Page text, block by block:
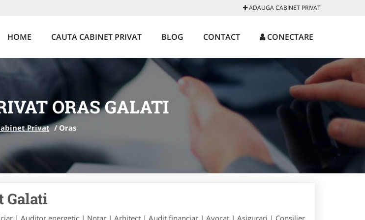
ADAUGA CABINET PRIVAT
HOME CAUTA CABINET PRIVAT BLOG CONTACT CONECTARE
ORAS GALATI
Privat / Oras
Galati
| Auditor energetic | Notar | Arhitect | Audit financiar | Avocat | Asigurari | Consilier